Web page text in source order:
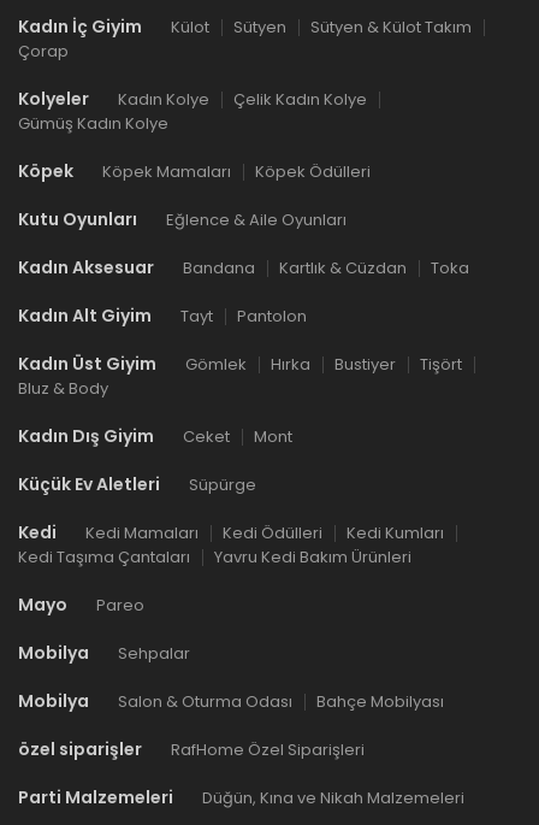
Kadın İç Giyim Külot Sütyen
Sütyen & Külot Takım
Çorap
Kolyeler Kadın Kolye
Çelik Kadın Kolye
Gümüş Kadın Kolye
Köpek Köpek Mamaları Köpek Ödülleri
Kutu Oyunları Eğlence & Aile Oyunları
Kadın Aksesuar Bandana Kartlık & Cüzdan Toka
Kadın Alt Giyim Tayt Pantolon
Kadın Üst Giyim Gömlek Hırka Bustiyer
Tişört
Bluz & Body
Kadın Dış Giyim Ceket Mont
Küçük Ev Aletleri Süpürge
Kedi Kedi Mamaları Kedi Ödülleri
Kedi Kumları
Kedi Taşıma Çantaları
Yavru Kedi Bakım Ürünleri
Mayo Pareo
Mobilya Sehpalar
Mobilya Salon & Oturma Odası Bahçe Mobilyası
özel siparişler RafHome Özel Siparişleri
Parti Malzemeleri Düğün, Kına ve Nikah Malzemeleri